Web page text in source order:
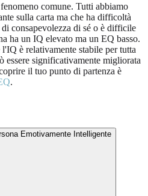
comune. Tutti abbiamo
sulla carta ma che ha difficoltà
consapevolezza di sé o è difficile
ha un IQ elevato ma un EQ basso.
è relativamente stabile per tutta
essere significativamente migliorata
il tuo punto di partenza è
.
Emotivamente Intelligente